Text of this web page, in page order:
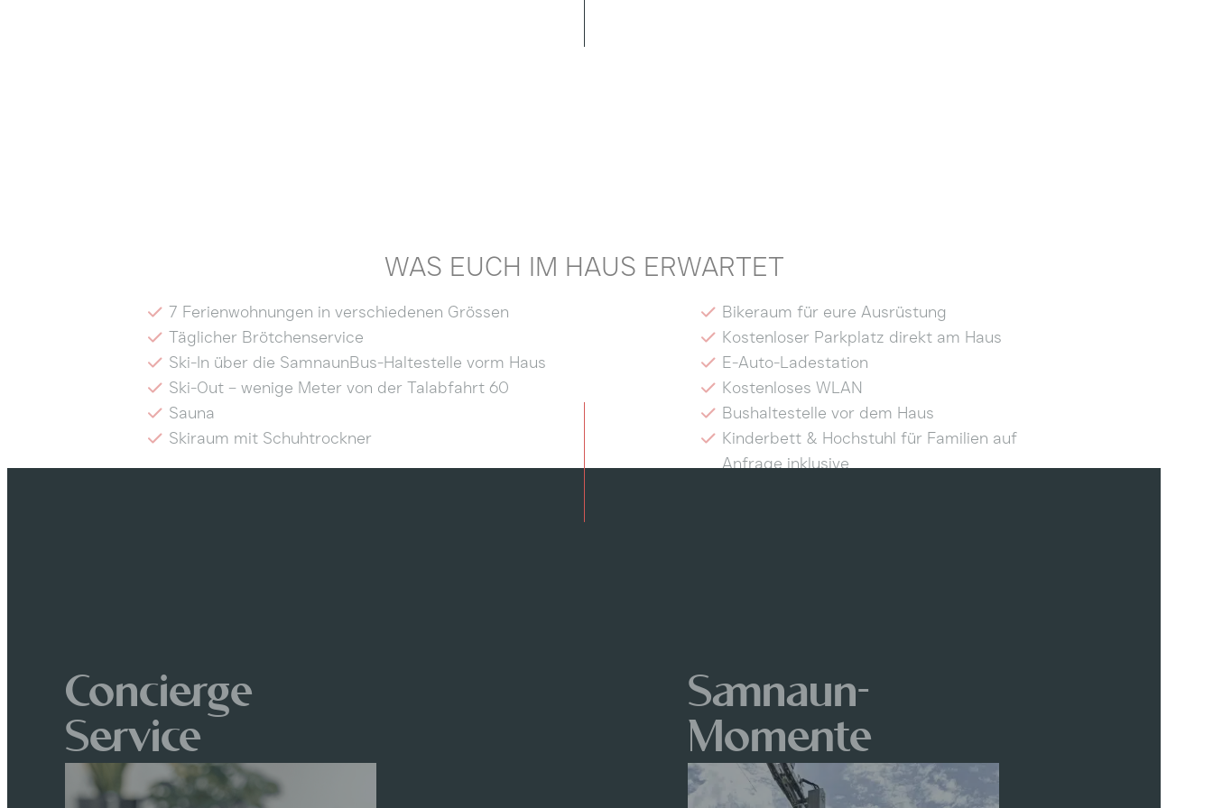
WAS EUCH IM HAUS ERWARTET
7 Ferienwohnungen in verschiedenen Grössen
Täglicher Brötchenservice
Ski-In über die SamnaunBus-Haltestelle vorm Haus
Ski-Out – wenige Meter von der Talabfahrt 60
Sauna
Skiraum mit Schuhtrockner
Bikeraum für eure Ausrüstung
Kostenloser Parkplatz direkt am Haus
E-Auto-Ladestation
Kostenloses WLAN
Bushaltestelle vor dem Haus
Kinderbett & Hochstuhl für Familien auf
Anfrage inklusive
Concierge
Service
Samnaun-
Momente